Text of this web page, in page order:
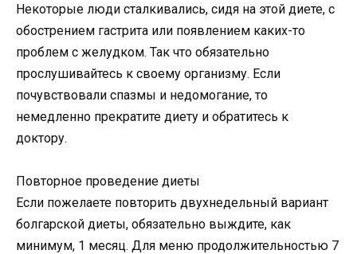
Некоторые люди сталкивались, сидя на этой диете, с
обострением гастрита или появлением каких-то
проблем с желудком. Так что обязательно
прослушивайтесь к своему организму. Если
почувствовали спазмы и недомогание, то
немедленно прекратите диету и обратитесь к
доктору.
Повторное проведение диеты
Если пожелаете повторить двухнедельный вариант
болгарской диеты, обязательно выждите, как
минимум, 1 месяц. Для меню продолжительностью 7